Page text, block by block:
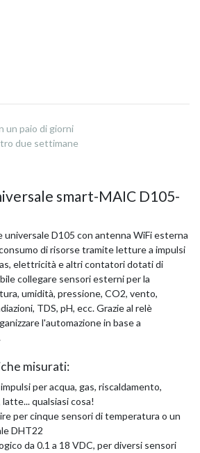
un paio di giorni
due settimane
smart-MAIC D105-
D105 con antenna WiFi esterna
di risorse tramite letture a impulsi
elettricità e altri contatori dotati di
collegare sensori esterni per la
umidità, pressione, CO2, vento,
TDS, pH, ecc. Grazie al relè
l'automazione in base a
misurati:
per acqua, gas, riscaldamento,
qualsiasi cosa!
per cinque sensori di temperatura o un
DHT22
da 0.1 a 18 VDC, per diversi sensori